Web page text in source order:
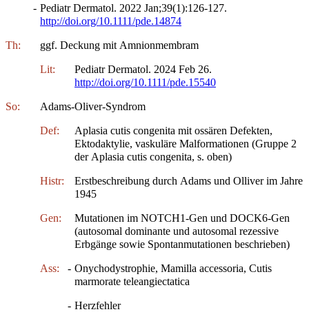
- Pediatr Dermatol. 2022 Jan;39(1):126-127.
http://doi.org/10.1111/pde.14874
Th: ggf. Deckung mit Amnionmembram
Lit:
Pediatr Dermatol. 2024 Feb 26.
http://doi.org/10.1111/pde.15540
So: Adams-Oliver-Syndrom
Def:
Aplasia cutis congenita mit ossären Defekten,
Ektodaktylie, vaskuläre Malformationen (Gruppe 2
der Aplasia cutis congenita, s. oben)
Histr:
Erstbeschreibung durch Adams und Olliver im Jahre
1945
Gen:
Mutationen im NOTCH1-Gen und DOCK6-Gen
(autosomal dominante und autosomal rezessive
Erbgänge sowie Spontanmutationen beschrieben)
Ass: - Onychodystrophie, Mamilla accessoria, Cutis
marmorate teleangiectatica
- Herzfehler